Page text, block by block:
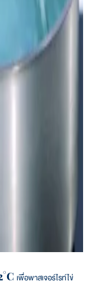
เพื่อพาสเจอร์ไรท์ไข่